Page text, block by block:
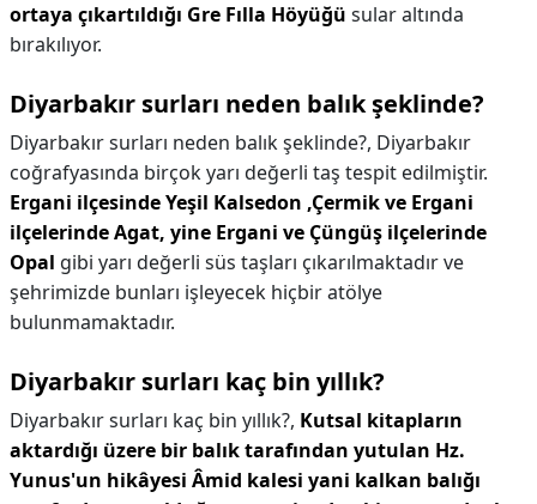
ortaya çıkartıldığı Gre Fılla Höyüğü sular altında
bırakılıyor.
Diyarbakır surları neden balık şeklinde?
Diyarbakır surları neden balık şeklinde?, Diyarbakır
coğrafyasında birçok yarı değerli taş tespit edilmiştir.
Ergani ilçesinde Yeşil Kalsedon ,Çermik ve Ergani
ilçelerinde Agat, yine Ergani ve Çüngüş ilçelerinde
Opal gibi yarı değerli süs taşları çıkarılmaktadır ve
şehrimizde bunları işleyecek hiçbir atölye
bulunmamaktadır.
Diyarbakır surları kaç bin yıllık?
Diyarbakır surları kaç bin yıllık?, Kutsal kitapların
aktardığı üzere bir balık tarafından yutulan Hz.
Yunus'un hikâyesi Âmid kalesi yani kalkan balığı